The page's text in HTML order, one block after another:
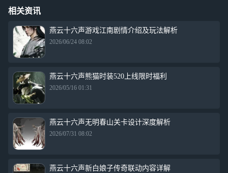
相关资讯
燕云十六声游戏江南剧情介绍及玩法解析
2026/06/24 08:02
燕云十六声熊猫时装520上线限时福利
2026/05/16 01:31
燕云十六声无明春山关卡设计深度解析
2026/07/31 08:02
燕云十六声新白娘子传奇联动内容详解